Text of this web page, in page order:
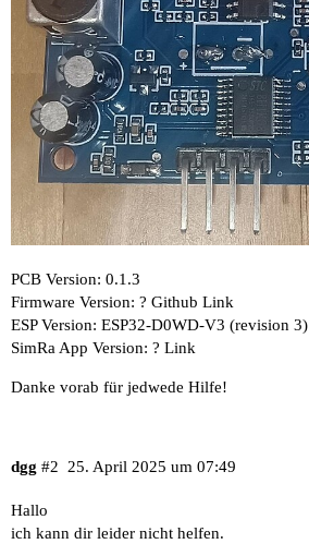
PCB Version: 0.1.3
Firmware Version: ? Github Link
ESP Version: ESP32-D0WD-V3 (revision 3)
SimRa App Version: ? Link
Danke vorab für jedwede Hilfe!
dgg 25. April 2025 um 07:49
#2
Hallo
ich kann dir leider nicht helfen.